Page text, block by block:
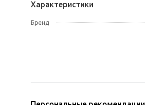
Характеристики
Бренд